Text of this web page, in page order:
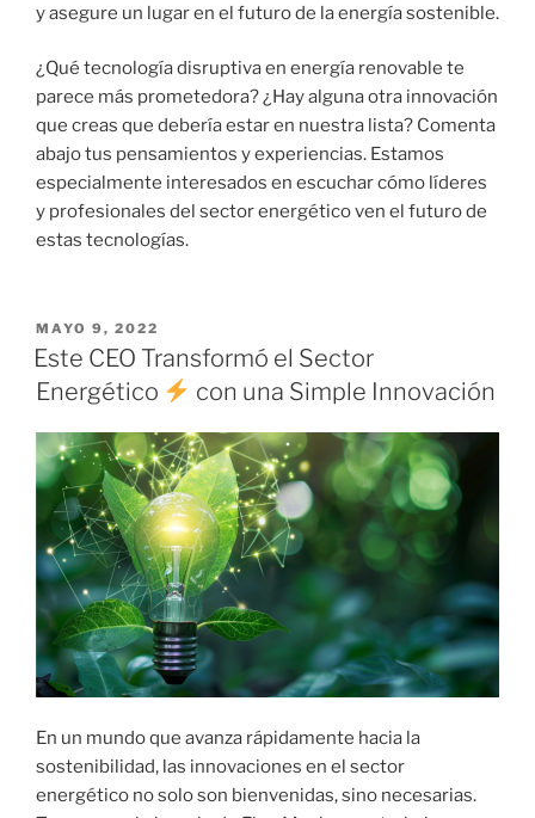
y asegure un lugar en el futuro de la energía sostenible.
¿Qué tecnología disruptiva en energía renovable te
parece más prometedora? ¿Hay alguna otra innovación
que creas que debería estar en nuestra lista? Comenta
abajo tus pensamientos y experiencias. Estamos
especialmente interesados en escuchar cómo líderes
y profesionales del sector energético ven el futuro de
estas tecnologías.
MAYO 9, 2022
Este CEO Transformó el Sector
Energético
con una Simple Innovación
En un mundo que avanza rápidamente hacia la
sostenibilidad, las innovaciones en el sector
energético no solo son bienvenidas, sino necesarias.